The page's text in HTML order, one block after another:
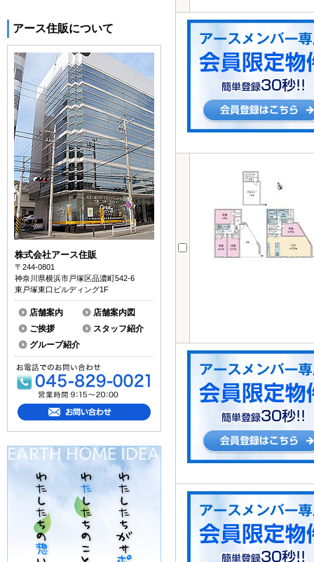
アース住販について
株式会社アース住販
〒244-0801
神奈川県横浜市戸塚区品濃町542-6
東戸塚東口ビルディング1F
店舗案内
店舗案内図
ご挨拶
スタッフ紹介
グループ紹介